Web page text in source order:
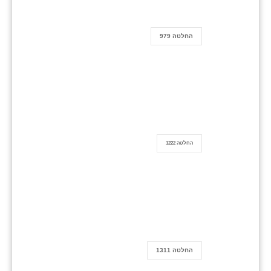
החלטה 979
החלטה 1222
החלטה 1311